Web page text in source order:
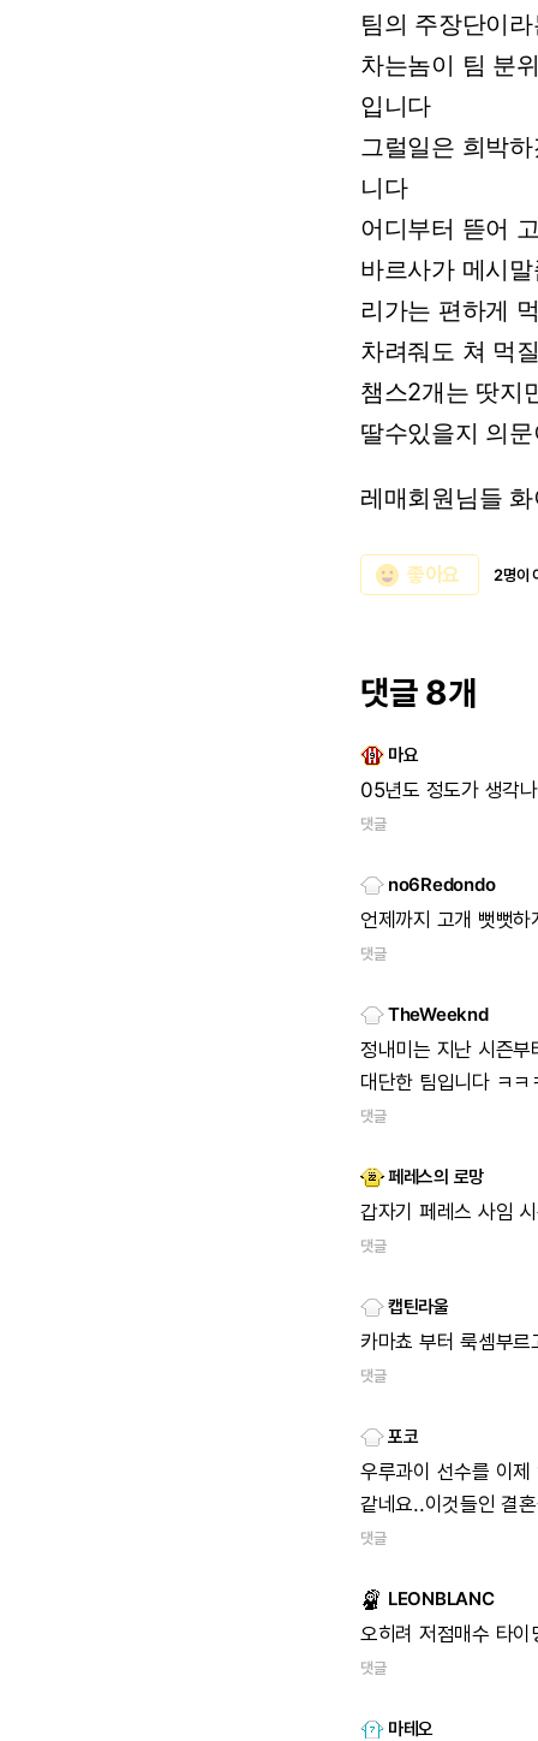
팀의 주장단이
차는놈이 팀 분
입니다
그럴일은 희박
니다
어디부터 뜯어
바르사가 메시
리가는 편하게
차려줘도 쳐 먹
챔스2개는 땃지
딸수있을지 의
레매회원님들
emoji_emotions 좋아요 2명이
댓글 8개
마요
05년도 정도가 생각
댓글
no6Redondo
언제까지 고개 뻣뻣하
댓글
TheWeeknd
정내미는 지난 시즌부
대단한 팀입니다 ㅋㅋ
댓글
페레스의 로망
갑자기 페레스 사임
댓글
캡틴라울
카마쵸 부터 룩셈부르
댓글
포코
우루과이 선수를 이제
같네요..이것들인 결
댓글
LEONBLANC
오히려 저점매수 타이
댓글
마테오